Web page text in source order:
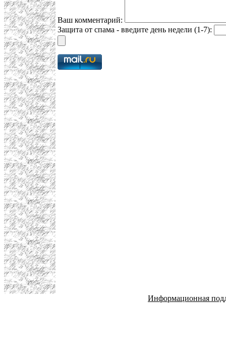
Ваш комментарий:
Защита от спама - введите день недели (1-7):
Информационная